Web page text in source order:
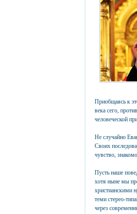
Приобщаясь к
века сего,
человеческой
Не случайно
Своих
чувство,
Пусть наше
хотя ныне мы
христианскими
теми стерео-
через